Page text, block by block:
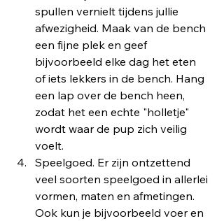
spullen vernielt tijdens jullie
afwezigheid. Maak van de bench
een fijne plek en geef
bijvoorbeeld elke dag het eten
of iets lekkers in de bench. Hang
een lap over de bench heen,
zodat het een echte "holletje"
wordt waar de pup zich veilig
voelt.
Speelgoed. Er zijn ontzettend
veel soorten speelgoed in allerlei
vormen, maten en afmetingen.
Ook kun je bijvoorbeeld voer en